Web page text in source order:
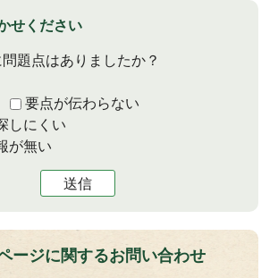
せください
題点はありましたか？
要点が伝わらない
しにくい
が無い
送信
ージに関するお問い合わせ